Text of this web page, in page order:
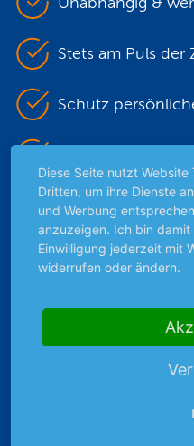
Stets am Puls der
Schutz
Highlights
Börsengerüchte
Diese Seite nutzt
Dritten, um ihre Dienste
und Werbung
anzuzeigen. Ich bin
Einwilligung jederzeit mit
widerrufen oder ändern.